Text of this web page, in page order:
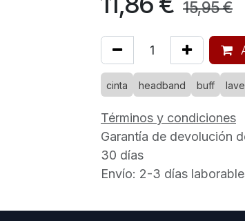
15,95€
cinta headband buff
Términos y condiciones
Garantía de devolución
30 días
Envío: 2-3 días